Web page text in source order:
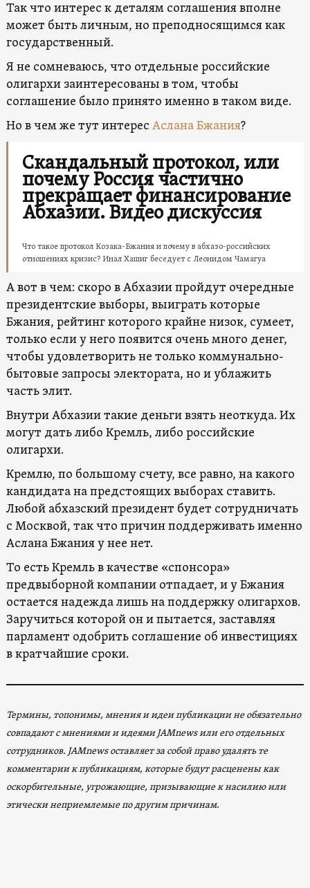
Так что интерес к деталям соглашения вполне
может быть личным, но преподносящимся как
государственный.
Я не сомневаюсь, что отдельные российские
олигархи заинтересованы в том, чтобы
соглашение было принято именно в таком виде.
Но в чем же тут интерес Аслана Бжания?
Скандальный протокол, или
почему Россия частично
прекращает финансирование
Абхазии. Видео дискуссия
Что такое протокол Козака-Бжания и почему в абхазо-российских
отношениях кризис? Инал Хашиг беседует с Леонидом Чамагуа
А вот в чем: скоро в Абхазии пройдут очередные
президентские выборы, выиграть которые
Бжания, рейтинг которого крайне низок, сумеет,
только если у него появится очень много денег,
чтобы удовлетворить не только коммунально-
бытовые запросы электората, но и ублажить
часть элит.
Внутри Абхазии такие деньги взять неоткуда. Их
могут дать либо Кремль, либо российские
олигархи.
Кремлю, по большому счету, все равно, на какого
кандидата на предстоящих выборах ставить.
Любой абхазский президент будет сотрудничать
с Москвой, так что причин поддерживать именно
Аслана Бжания у нее нет.
То есть Кремль в качестве «спонсора»
предвыборной компании отпадает, и у Бжания
остается надежда лишь на поддержку олигархов.
Заручиться которой он и пытается, заставляя
парламент одобрить соглашение об инвестициях
в кратчайшие сроки.
Термины, топонимы, мнения и идеи публикации не обязательно
совпадают с мнениями и идеями JAMnews или его отдельных
сотрудников. JAMnews оставляет за собой право удалять те
комментарии к публикациям, которые будут расценены как
оскорбительные, угрожающие, призывающие к насилию или
этически неприемлемые по другим причинам.